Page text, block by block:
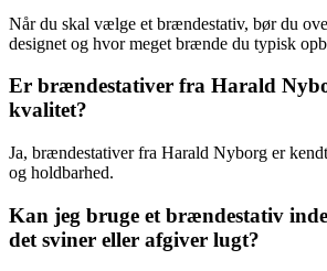
Når du skal vælge et brændestativ, bør du
designet og hvor meget brænde du typisk
Er brændestativer fra Harald
kvalitet?
Ja, brændestativer fra Harald Nyborg er
og holdbarhed.
Kan jeg bruge et brændestativ
det sviner eller afgiver lugt?